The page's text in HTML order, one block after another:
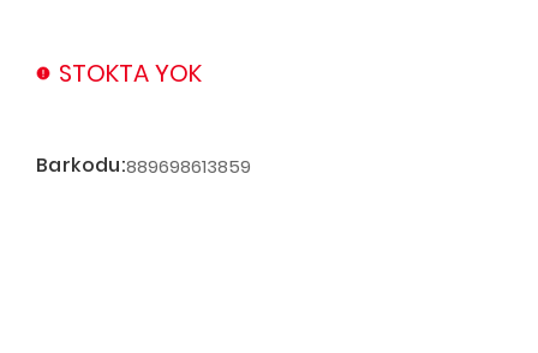
STOKTA YOK
Barkodu:889698613859